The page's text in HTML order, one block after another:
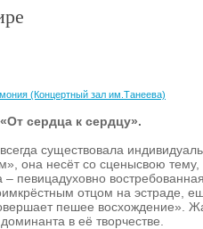
(Концертный зал им.Танеева)
сердца к сердцу».
существовала
она несёт со сценысвою тему,
певицадуховно
отцом на эстраде,
пешее восхождение».
в её творчестве.